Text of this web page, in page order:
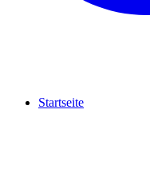
Startseite